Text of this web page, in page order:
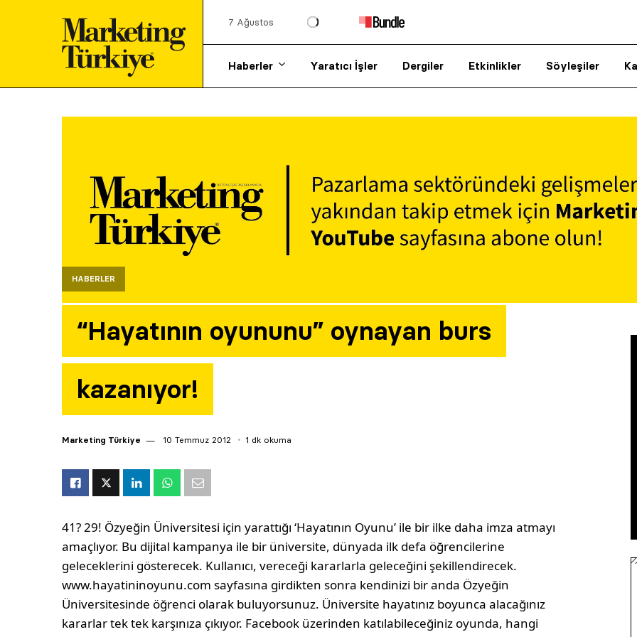
7 Ağustos
Haberler Yaratıcı İşler Dergiler Etkinlikler Söyleşiler
HABERLER
“Hayatının oyununu” oynayan burs
kazanıyor!
Marketing Türkiye 10 Temmuz 2012 1 dk okuma
41? 29! Özyeğin Üniversitesi için yarattığı ‘Hayatının Oyunu’ ile bir ilke daha imza atmayı
amaçlıyor. Bu dijital kampanya ile bir üniversite, dünyada ilk defa öğrencilerine
geleceklerini gösterecek. Kullanıcı, vereceği kararlarla geleceğini şekillendirecek.
www.hayatininoyunu.com sayfasına girdikten sonra kendinizi bir anda Özyeğin
Üniversitesinde öğrenci olarak buluyorsunuz. Üniversite hayatınız boyunca alacağınız
kararlar tek tek karşınıza çıkıyor. Facebook üzerinden katılabileceğiniz oyunda, hangi